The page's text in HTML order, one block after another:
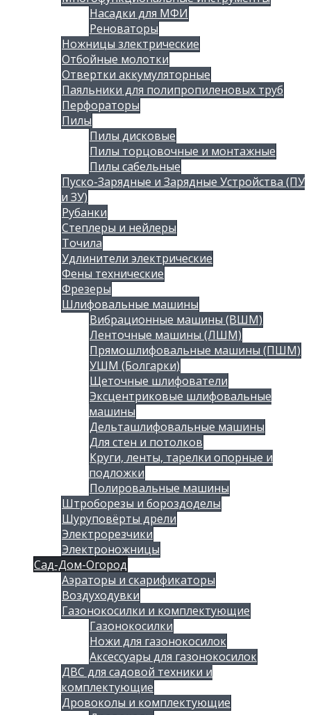
Насадки для МФИ
Реноваторы
Ножницы злектрические
Отбойные молотки
Отвертки аккумуляторные
Паяльники для полипропиленовых труб
Перфораторы
Пилы
Пилы дисковые
Пилы торцовочные и монтажные
Пилы сабельные
Пуско-Зарядные и Зарядные Устройства (ПУ
и ЗУ)
Рубанки
Степлеры и нейлеры
Точила
Удлинители электрические
Фены технические
Фрезеры
Шлифовальные машины
Вибрационные машины (ВШМ)
Ленточные машины (ЛШМ)
Прямошлифовальные машины (ПШМ)
УШМ (Болгарки)
Щеточные шлифователи
Эксцентриковые шлифовальные
машины
Дельташлифовальные машины
Для стен и потолков
Круги, ленты, тарелки опорные и
подложки
Полировальные машины
Штроборезы и бороздоделы
Шуруповёрты дрели
Электрорезчики
Электроножницы
Сад-Дом-Огород
Аэраторы и скарификаторы
Воздуходувки
Газонокосилки и комплектующие
Газонокосилки
Ножи для газонокосилок
Аксессуары для газонокосилок
ДВС для садовой техники и
комплектующие
Дровоколы и комплектующие